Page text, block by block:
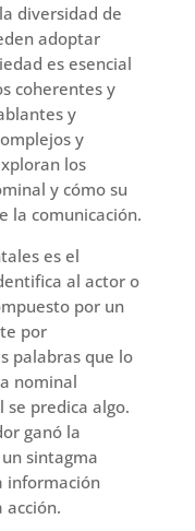
diversidad de
adoptar
es esencial
coherentes y
y
y
los
y cómo su
la comunicación.
es el
al actor o
por un
por
palabras que lo
nominal
se predica algo.
ganó la
sintagma
información
acción.